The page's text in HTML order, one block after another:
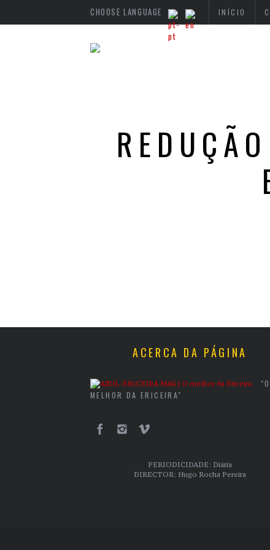
CHOOSE LANGUAGE INÍCIO
ACERCA DA PÁGINA
"O
MELHOR DA ERICEIRA"
PERIODICIDADE: Diária
DIRECTOR: Hugo Rocha Pereira